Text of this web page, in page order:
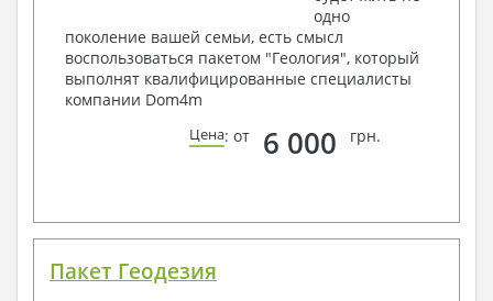
одно
поколение вашей семьи, есть смысл
воспользоваться пакетом "Геология", который
выполнят квалифицированные специалисты
компании Dom4m
Цена: от 6 000 грн.
Пакет Геодезия